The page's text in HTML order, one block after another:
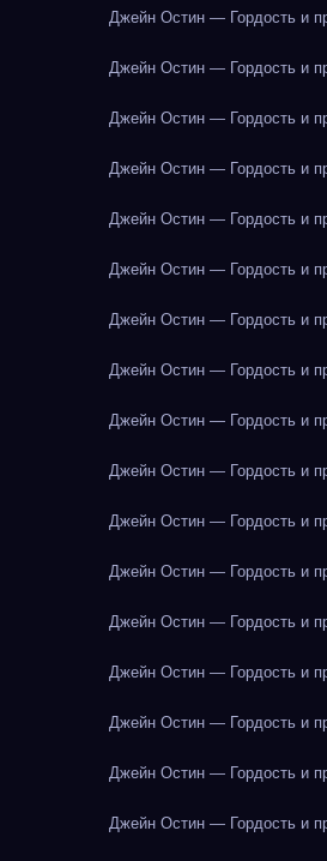
Джейн Остин — Гордость и
Джейн Остин — Гордость и
Джейн Остин — Гордость и
Джейн Остин — Гордость и
Джейн Остин — Гордость и
Джейн Остин — Гордость и
Джейн Остин — Гордость и
Джейн Остин — Гордость и
Джейн Остин — Гордость и
Джейн Остин — Гордость и
Джейн Остин — Гордость и
Джейн Остин — Гордость и
Джейн Остин — Гордость и
Джейн Остин — Гордость и
Джейн Остин — Гордость и
Джейн Остин — Гордость и
Джейн Остин — Гордость и